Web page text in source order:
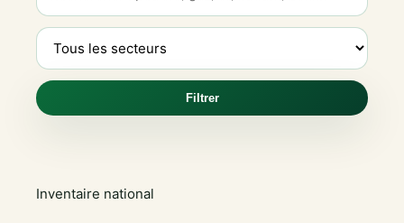
Filtrer
Inventaire national